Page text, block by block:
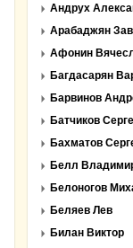
Андрух
Арабаджян
Афонин
Багдасарян
Барвинов
Батчиков
Бахматов
Белл
Белоногов
Беляев Лев
Билан Виктор